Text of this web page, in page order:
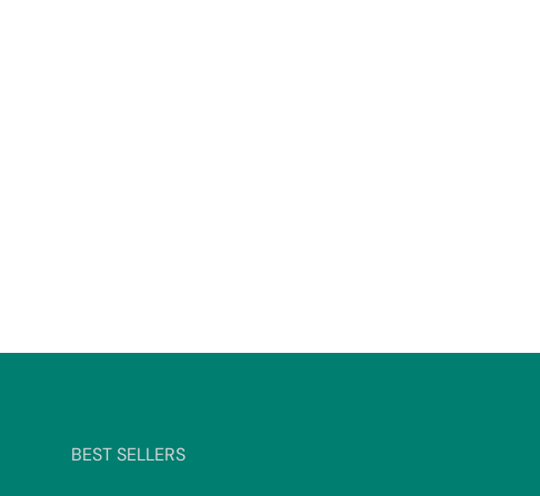
BEST SELLERS